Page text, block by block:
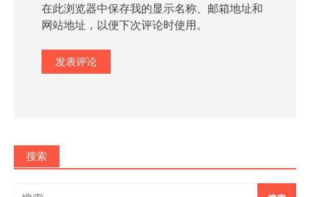
在此浏览器中保存我的显示名称、邮箱地址和
网站地址，以便下次评论时使用。
搜索
搜